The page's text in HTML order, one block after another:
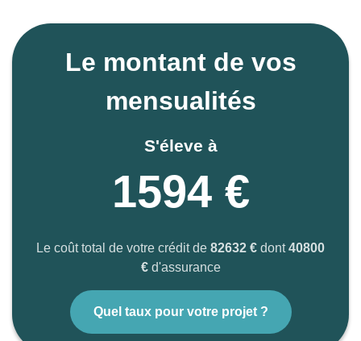
Le montant de vos
mensualités
S'éleve à
1594 €
Le coût total de votre crédit de 82632 € dont40800
€d'assurance
Quel taux pour votre projet ?